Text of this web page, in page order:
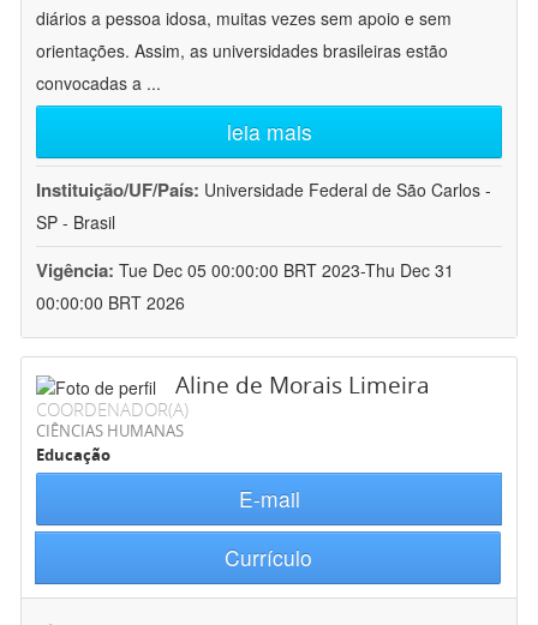
diários a pessoa idosa, muitas vezes sem apoio e sem
orientações. Assim, as universidades brasileiras estão
convocadas a ...
leia mais
Instituição/UF/País: Universidade Federal de São Carlos -
SP - Brasil
Vigência: Tue Dec 05 00:00:00 BRT 2023-Thu Dec 31
00:00:00 BRT 2026
Aline de Morais Limeira
COORDENADOR(A)
CIÊNCIAS HUMANAS
Educação
E-mail
Currículo